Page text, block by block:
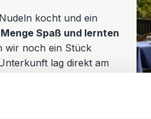
kocht und ein
Spaß und lernten
wir noch ein Stück
lag direkt am
– ein Ort, an dem wir